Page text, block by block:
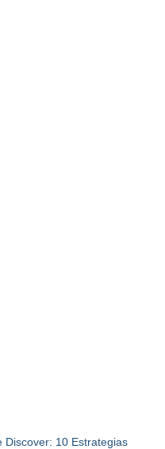
Discover: 10 Estrategias